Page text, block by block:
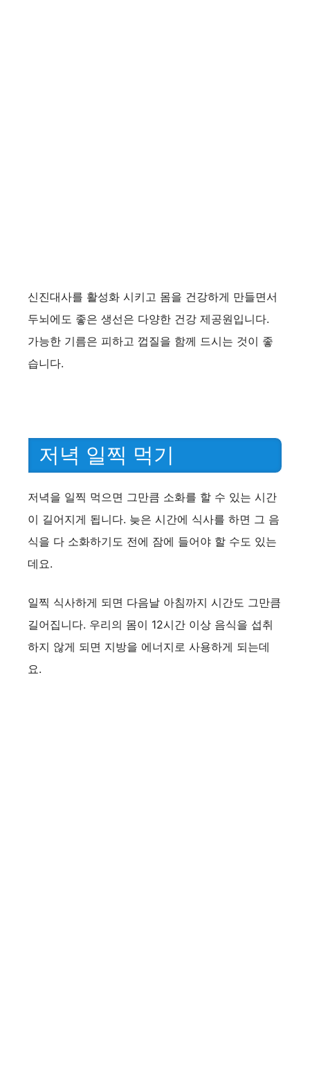
신진대사를 활성화 시키고 몸을 건강하게 만들면서
두뇌에도 좋은 생선은 다양한 건강 제공원입니다.
가능한 기름은 피하고 껍질을 함께 드시는 것이 좋
습니다.
저녁 일찍 먹기
저녁을 일찍 먹으면 그만큼 소화를 할 수 있는 시간
이 길어지게 됩니다. 늦은 시간에 식사를 하면 그 음
식을 다 소화하기도 전에 잠에 들어야 할 수도 있는
데요.
일찍 식사하게 되면 다음날 아침까지 시간도 그만큼
길어집니다. 우리의 몸이 12시간 이상 음식을 섭취
하지 않게 되면 지방을 에너지로 사용하게 되는데
요.